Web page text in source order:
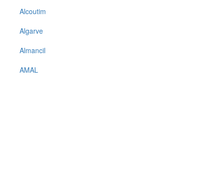
Alcoutim
Algarve
Almancil
AMAL